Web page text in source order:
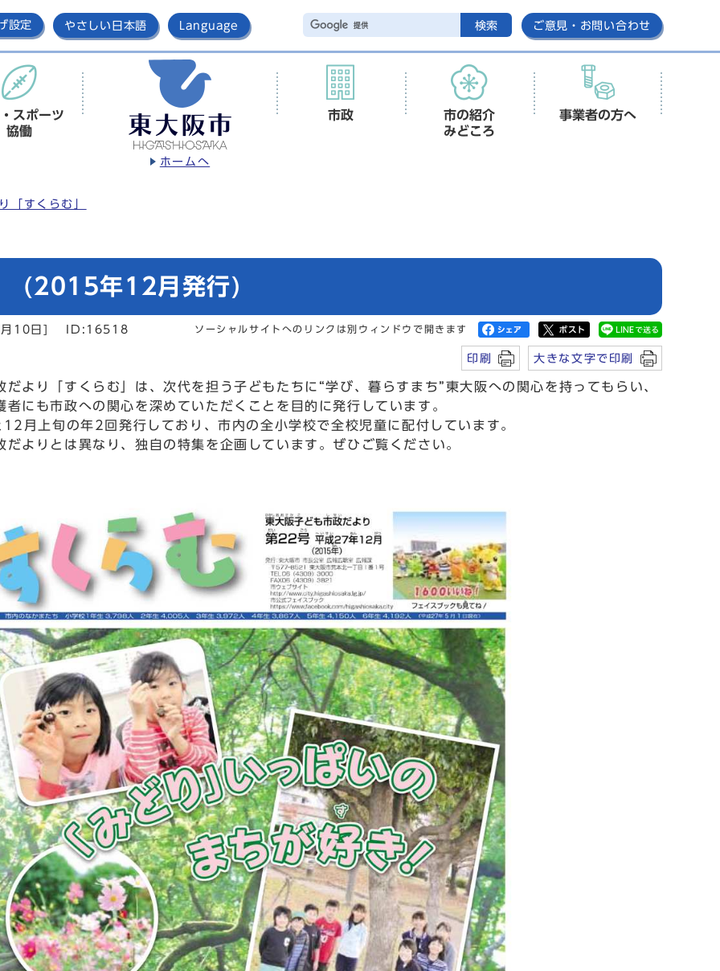
設定 やさしい日本語 Language 検索 ご意見・お問い合わせ
ホームへ
スポーツ
協働
市政
市の紹介
みどころ
事業者の方へ
「すくらむ」
(2015年12月発行)
10日] ID:16518 ソーシャルサイトへのリンクは別ウィンドウで開きます
印刷 大きな文字で印刷
より「すくらむ」は、次代を担う子どもたちに“学び、暮らすまち”東大阪への関心を持ってもらい、
者にも市政への関心を深めていただくことを目的に発行しています。
月上旬の年2回発行しており、市内の全小学校で全校児童に配付しています。
よりとは異なり、独自の特集を企画しています。ぜひご覧ください。